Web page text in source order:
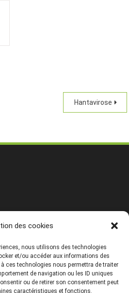
des cookies
nous utilisons des technologies
et/ou accéder aux informations des
ces technologies nous permettra de traiter
de navigation ou les ID uniques
ou de retirer son consentement peut
caractéristiques et fonctions.
Hantavirose